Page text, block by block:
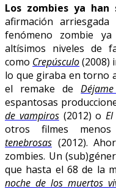
Los zombies ya han
afirmación
fenómeno zombie
altísimos niveles de
como Crepúsculo(2008)
lo que giraba en torno
el remake de
espantosas
de vampiros(2012) o
otros filmes
tenebrosas (2012).
zombies. Un
que hasta el 68 de la
noche de los muertos